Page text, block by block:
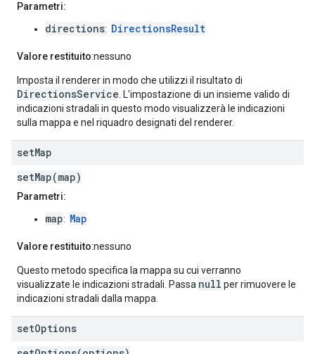
Parametri:
directions: DirectionsResult
Valore restituito:nessuno
Imposta il renderer in modo che utilizzi il risultato di
DirectionsService. L'impostazione di un insieme valido di
indicazioni stradali in questo modo visualizzerà le indicazioni
sulla mappa e nel riquadro designati del renderer.
setMap
setMap(map)
Parametri:
map: Map
Valore restituito:nessuno
Questo metodo specifica la mappa su cui verranno
visualizzate le indicazioni stradali. Passa null per rimuovere le
indicazioni stradali dalla mappa.
setOptions